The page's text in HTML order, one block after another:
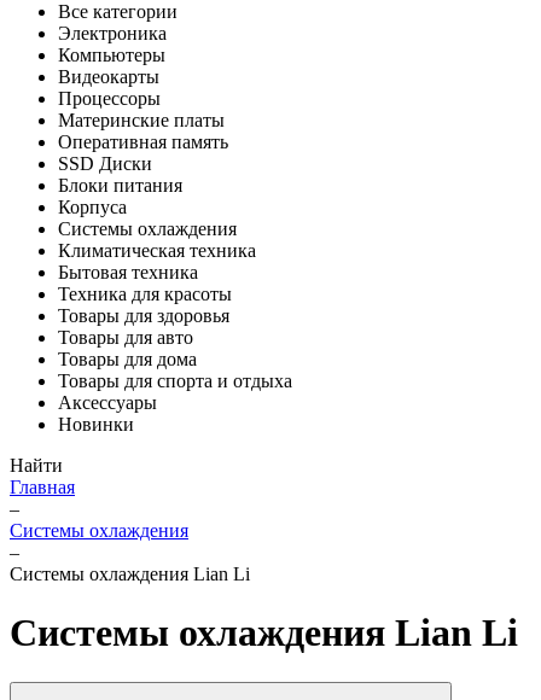
Все категории
Электроника
Компьютеры
Видеокарты
Процессоры
Материнские платы
Оперативная память
SSD Диски
Блоки питания
Корпуса
Системы охлаждения
Климатическая техника
Бытовая техника
Техника для красоты
Товары для здоровья
Товары для авто
Товары для дома
Товары для спорта и отдыха
Аксессуары
Новинки
Найти
Главная
–
Системы охлаждения
–
Системы охлаждения Lian Li
Системы охлаждения Lian Li